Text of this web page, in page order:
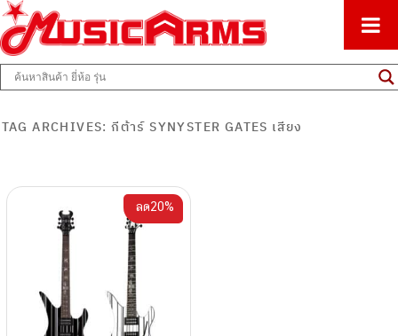
Music Arms
ศูนย์รวมครื่องดนตรีทุกชนิด ตั้งแต่เริ่มต้นถึงมืออาชีพ
TAG ARCHIVES:กีต้าร์ SYNYSTER GATES เสียง
ลด20%